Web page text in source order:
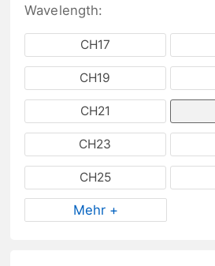
Wavelength:
CH17
CH19
CH21
CH23
CH25
Mehr +